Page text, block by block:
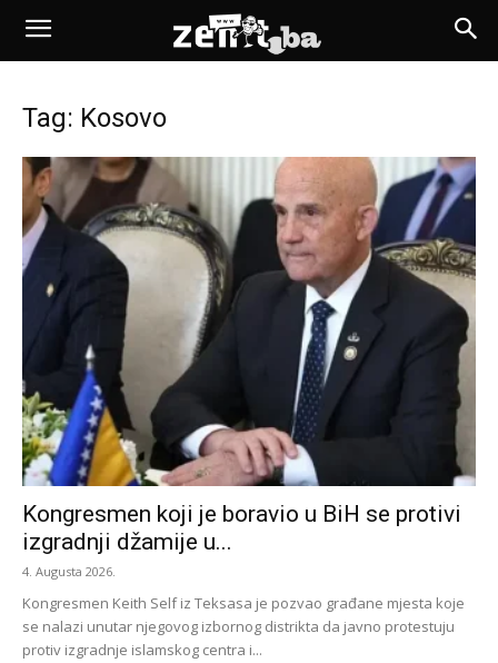
Tag: Kosovo
Kongresmen koji je boravio u BiH se protivi
izgradnji džamije u...
4. Augusta 2026.
Kongresmen Keith Self iz Teksasa je pozvao građane mjesta koje
se nalazi unutar njegovog izbornog distrikta da javno protestuju
protiv izgradnje islamskog centra i...